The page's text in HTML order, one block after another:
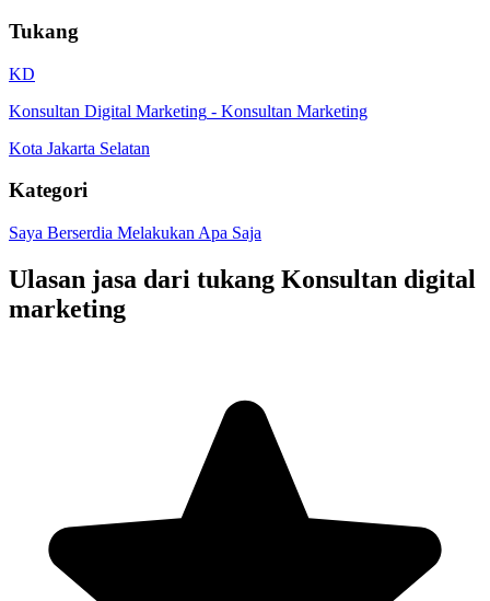
Tukang
KD
Konsultan Digital Marketing - Konsultan Marketing
Kota Jakarta Selatan
Kategori
Saya Berserdia Melakukan Apa Saja
Ulasan jasa dari tukang Konsultan digital
marketing